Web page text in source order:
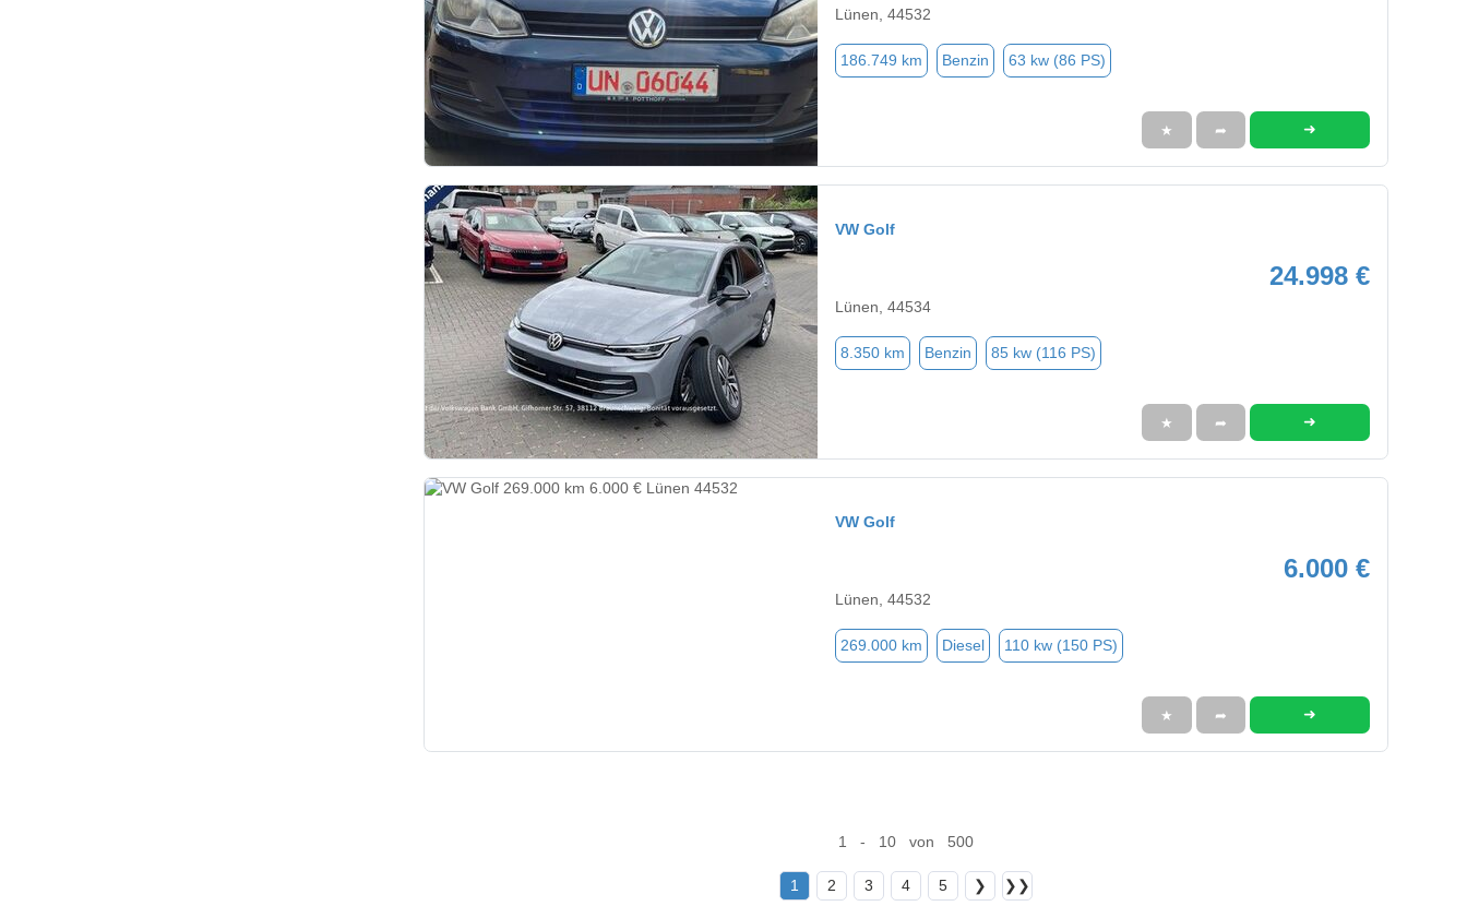
Lünen, 44532
186.749 km Benzin 63 kw (86 PS)
★ ➦ ➜
VW Golf
24.998 €
Lünen, 44534
8.350 km Benzin 85 kw (116 PS)
★ ➦ ➜
VW Golf
6.000 €
Lünen, 44532
269.000 km Diesel 110 kw (150 PS)
★ ➦ ➜
1 - 10 von 500
1 2 3 4 5 ❯ ❯❯